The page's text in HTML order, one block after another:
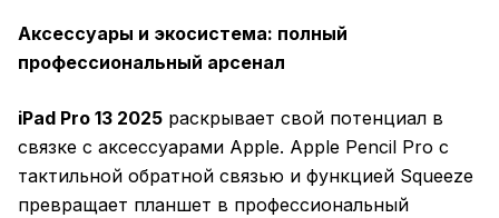
Аксессуары и экосистема: полный
профессиональный арсенал
iPad Pro 13 2025 раскрывает свой потенциал в
связке с аксессуарами Apple. Apple Pencil Pro с
тактильной обратной связью и функцией Squeeze
превращает планшет в профессиональный